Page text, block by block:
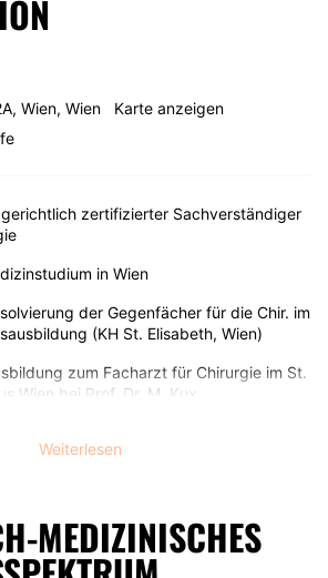
Wien, Wien
Karte anzeigen
zertifizierter Sachverständiger
in Wien
der Gegenfächer für die Chir. im
(KH St. Elisabeth, Wien)
zum Facharzt für Chirurgie im St.
Wien bei Prof. Dr. M. Kux
Hochschule in Hannover,
umfasst die Bereiche der
Weiterlesen
MEDIZINISCHES